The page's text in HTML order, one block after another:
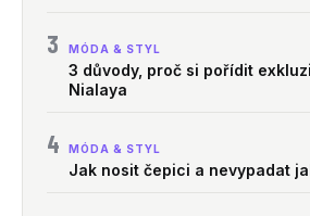
3 MÓDA & STYL
3 důvody, proč si pořídit
Nialaya
4 MÓDA & STYL
Jak nosit čepici a nevypadat